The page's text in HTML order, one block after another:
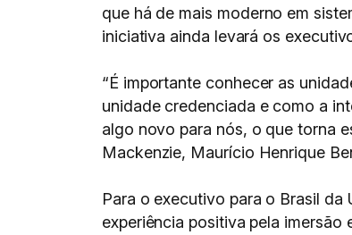
que há de mais moderno em
iniciativa ainda levará os
“É importante conhecer as
unidade credenciada e como a
algo novo para nós, o que torna
Mackenzie, Maurício Henrique
Para o executivo para o Brasil
experiência positiva pela imersão